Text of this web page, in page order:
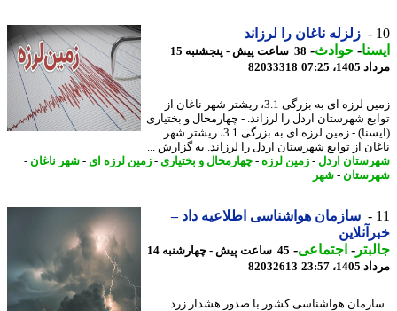
زلزله ناغان را لرزاند
-حوادث -
38 ساعت پیش - پنجشنبه 15
07:25
82033318
زمین لرزه ای به بزرگی 3.1، ریشتر شهر ناغان از
شهرستان اردل را لرزاند. - چهارمحال و بختیاری
(ایسنا) - زمین لرزه ای به بزرگی 3.1، ریشتر شهر
از توابع شهرستان اردل را لرزاند. به گزارش ...
اردل -زمین لرزه - چهارمحال و بختیاری- زمین لرزه ای - شهر ناغان-
-شهر
سازمان هواشناسی اطلاعیه داد –
-اجتماعی-
45 ساعت پیش - چهارشنبه 14
23:57
82032613
هواشناسی کشور با صدور هشدار زرد